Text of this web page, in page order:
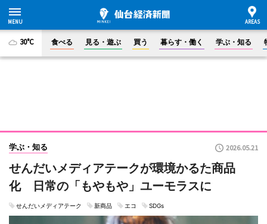
30°C 食べる 見る・遊ぶ 買う 暮らす・働く 学ぶ・知る
学ぶ・知る 2026.05.21
せんだいメディアテークが環境かるた商品
化 日常の「もやもや」ユーモラスに
せんだいメディアテーク 新商品 エコ SDGs